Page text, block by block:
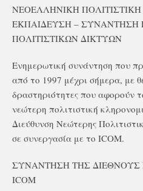
ΝΕΟΕΛΛΗΝΙΚΗ
ΕΚΠΑΙΔΕΥΣΗ – ΣΥΝΑΝΤΗΣΗ
ΠΟΛΙΤΙΣΤΙΚΩΝ ΔΙΚΤΥΩΝ
Ενημερωτική συνάντηση που
από το 1997 μέχρι σήμερα, με
δραστηριότητες που αφορούν
νεώτερη πολιτιστική
Διεύθυνση Νεώτερης
σε συνεργασία με το ICOM.
ΣΥΝΑΝΤΗΣΗ ΤΗΣ ΔΙΕΘΝΟΥΣ
ICOM